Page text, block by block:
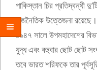
পাকিস্তান চির প্রতিদ্বন্ধী
রাজনৈতিক উত্তেজনা রয়েছে।
১৯৪৭ সালে উপমহাদেশের
যুদ্ধ এবং বহুবার ছোট ছোট
তবে ভারত শরিফকে তার